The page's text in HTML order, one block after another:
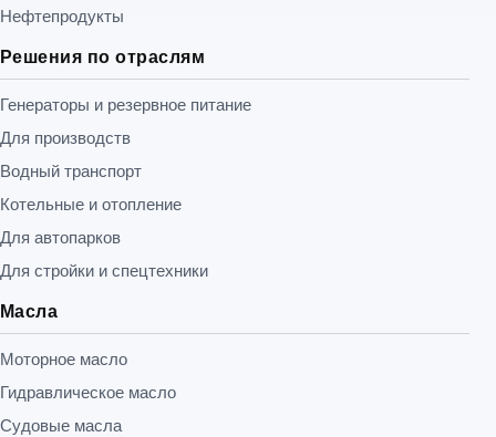
Нефтепродукты
Решения по отраслям
Генераторы и резервное питание
Для производств
Водный транспорт
Котельные и отопление
Для автопарков
Для стройки и спецтехники
Масла
Моторное масло
Гидравлическое масло
Судовые масла